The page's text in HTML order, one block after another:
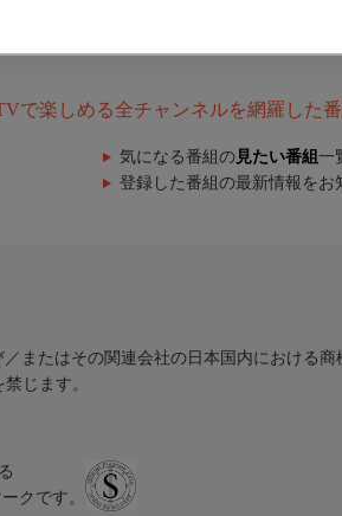
で楽しめる全チャンネルを網羅した番
気になる番組の 見たい番組 一
登録した番組の最新情報をお
またはその関連会社の日本国内における商
じます。
クです。